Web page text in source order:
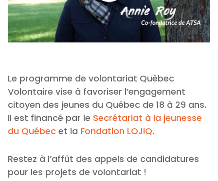
Le programme de volontariat Québec
Volontaire vise à favoriser l’engagement
citoyen des jeunes du Québec de 18 à 29 ans.
Il est financé par le Secrétariat à la jeunesse
du Québec et la Fondation LOJIQ.
Restez à l’affût des appels de candidatures
pour les projets de volontariat !